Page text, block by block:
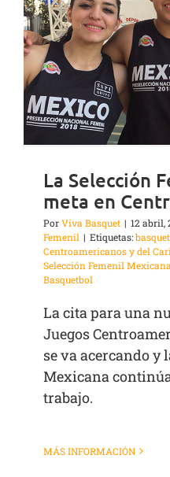
La Selección
meta en
PorViva Basquet | 12 abril,
Femenil | Etiquetas:
Centroamericanos y del
Selección Femenil
Basquetbol
La cita para una
Juegos
se va acercando y
Mexicana
trabajo.
MÁS INFORMACIÓN